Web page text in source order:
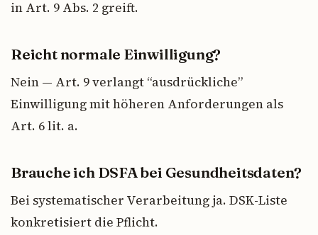
in Art. 9 Abs. 2 greift.
Reicht normale Einwilligung?
Nein — Art. 9 verlangt “ausdrückliche”
Einwilligung mit höheren Anforderungen als
Art. 6 lit. a.
Brauche ich DSFA bei Gesundheitsdaten?
Bei systematischer Verarbeitung ja. DSK-Liste
konkretisiert die Pflicht.